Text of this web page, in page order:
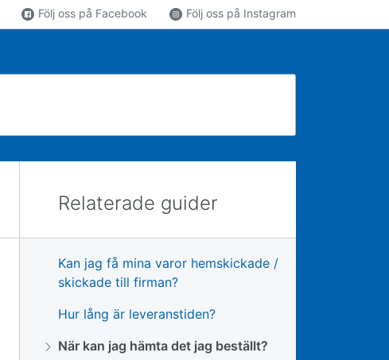
Följ oss på Facebook Följ oss på Instagram
Relaterade guider
Kan jag få mina varor hemskickade /
skickade till firman?
Hur lång är leveranstiden?
När kan jag hämta det jag beställt?